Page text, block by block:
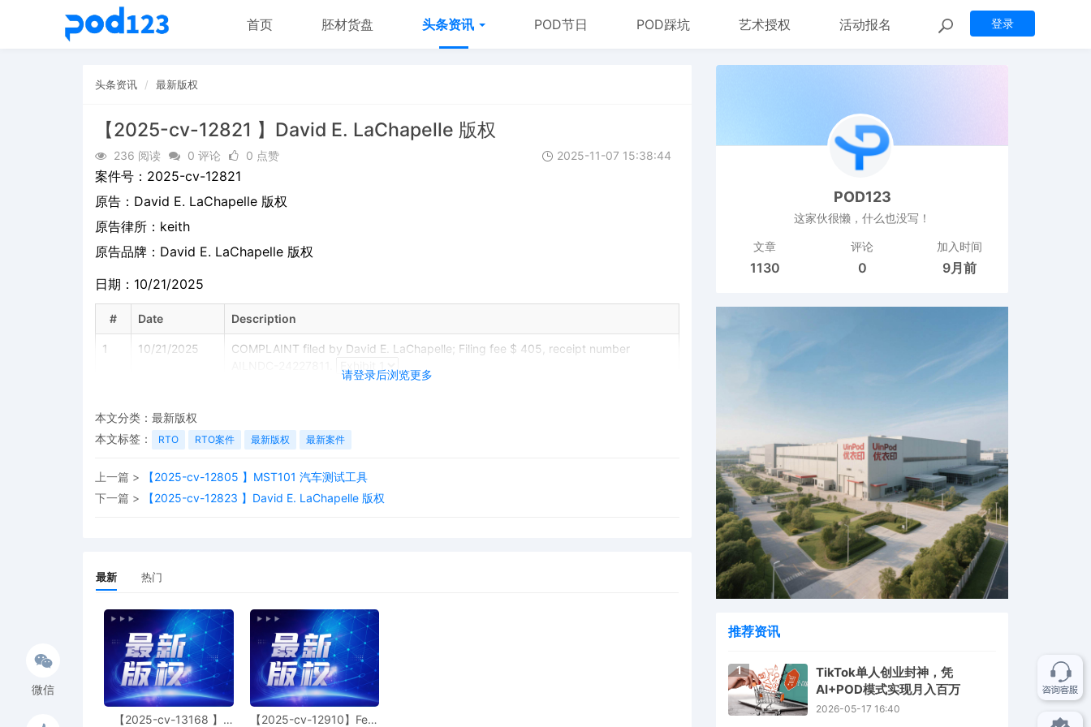
登录
首页 胚材货盘 头条资讯 POD节日 POD踩坑 艺术授权 活动报名
头条资讯 最新版权
【2025-cv-12821 】David E. LaChapelle 版权
236 阅读 0 评论 0 点赞 2025-11-07 15:38:44
请登录后浏览更多
案件号： 2025-cv-12821
原告： David E. LaChapelle 版权
原告律所：keith
原告品牌： David E. LaChapelle 版权
日期：10/21/2025
# Date Description
1 10/21/2025
COMPLAINT filed by David E. LaChapelle; Filing fee $ 405, receipt number
微信
本文分类： 最新版权
本文标签：
RTO RTO案件 最新版权 最新案件
上一篇 >
【2025-cv-12805 】MST101 汽车测试工具
下一篇 >
【2025-cv-12823 】David E. LaChapelle 版权
最新 热门
【2025-cv-13168 】
【2025-cv-12910】Fear
POD123
这家伙很懒，什么也没写！
文章
1130
评论
0
加入时间
9月前
推荐资讯
1
TikTok单人创业封神，凭
AI+POD模式实现月入百万
2026-05-17 16:40